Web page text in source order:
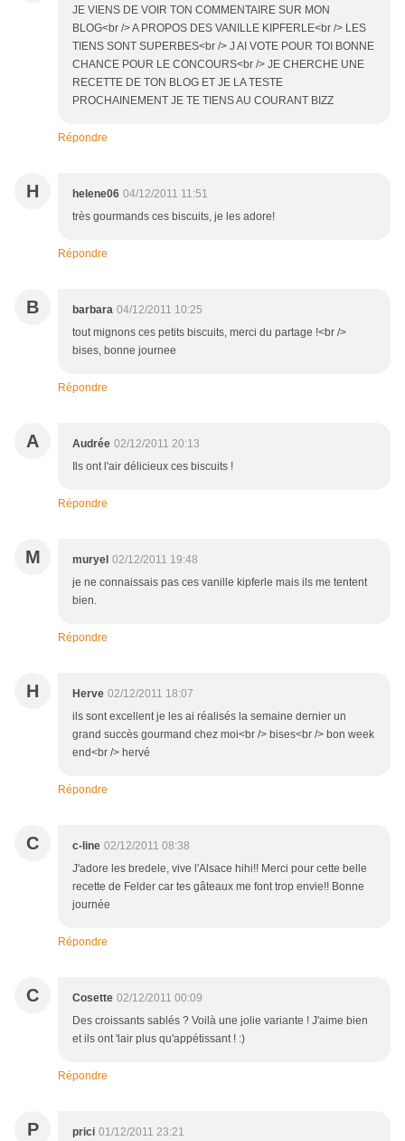
JE VIENS DE VOIR TON COMMENTAIRE SUR MON
BLOG<br /> A PROPOS DES VANILLE KIPFERLE<br /> LES
TIENS SONT SUPERBES<br /> J AI VOTE POUR TOI BONNE
CHANCE POUR LE CONCOURS<br /> JE CHERCHE UNE
RECETTE DE TON BLOG ET JE LA TESTE
PROCHAINEMENT JE TE TIENS AU COURANT BIZZ
Répondre
H helene06 04/12/2011 11:51
très gourmands ces biscuits, je les adore!
Répondre
B barbara 04/12/2011 10:25
tout mignons ces petits biscuits, merci du partage !<br />
bises, bonne journee
Répondre
A Audrée 02/12/2011 20:13
Ils ont l'air délicieux ces biscuits !
Répondre
M muryel 02/12/2011 19:48
je ne connaissais pas ces vanille kipferle mais ils me tentent
bien.
Répondre
H Herve 02/12/2011 18:07
ils sont excellent je les ai réalisés la semaine dernier un
grand succès gourmand chez moi<br /> bises<br /> bon week
end<br /> hervé
Répondre
C c-line 02/12/2011 08:38
J'adore les bredele, vive l'Alsace hihi!! Merci pour cette belle
recette de Felder car tes gâteaux me font trop envie!! Bonne
journée
Répondre
C Cosette 02/12/2011 00:09
Des croissants sablés ? Voilà une jolie variante ! J'aime bien
et ils ont 'lair plus qu'appétissant ! :)
Répondre
P prici 01/12/2011 23:21